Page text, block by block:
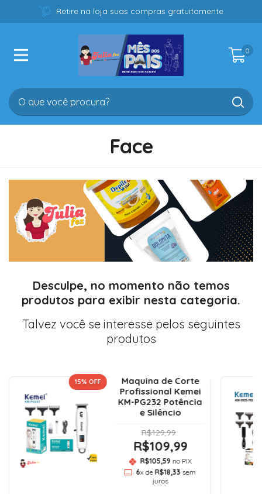
Retire na loja suas compras gratuitamente
0
Face
Desculpe, no momento não temos
produtos para exibir nesta categoria.
Talvez você se interesse pelos seguintes
produtos
15% OFF
Maquina de Corte
Profissional Kemei
KM-PG232 Potência
e Silêncio
R$129,99
R$109,99
R$105,59 no PIX
6x de R$18,33 sem
juros